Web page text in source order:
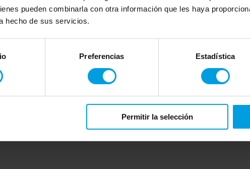
pueden combinarla con otra información que les haya
hecho de sus servicios.
Preferencias Estadística
Permitir la selección